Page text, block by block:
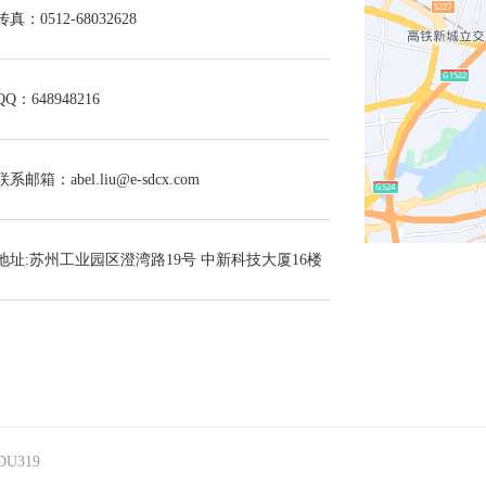
真：0512-68032628
：648948216
系邮箱：abel.liu@e-sdcx.com
址:苏州工业园区澄湾路19号 中新科技大厦16楼